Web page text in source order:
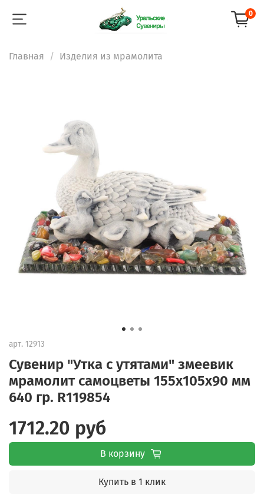
0
Главная Изделия из мрамолита
арт. 12913
Сувенир "Утка с утятами" змеевик
мрамолит самоцветы 155х105х90 мм
640 гр. R119854
1712.20 руб
В корзину
Купить в 1 клик